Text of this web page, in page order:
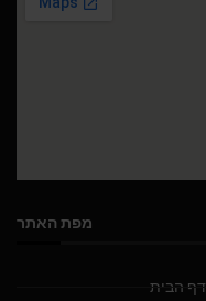
מפת האתר
דף הבית